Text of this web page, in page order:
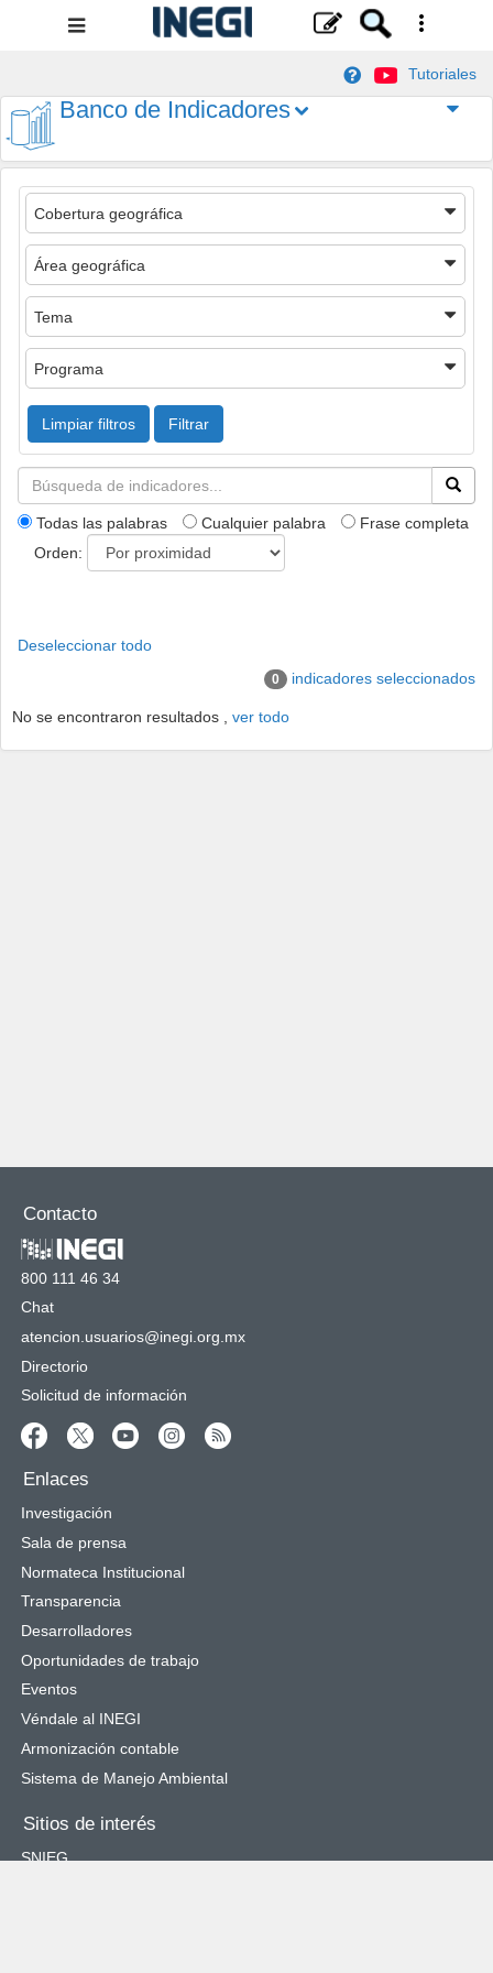
Menú
Tutoriales
Banco de Indicadores
Cobertura geográfica
Área geográfica
Tema
Programa
Limpiar filtros Filtrar
Todas las palabras Cualquier palabra
Frase completa
Orden:
Deseleccionar todo
0 indicadores seleccionados
No se encontraron resultados , ver todo
Contacto
800 111 46 34
Chat
atencion.usuarios@inegi.org.mx
Directorio
Solicitud de información
Enlaces
Investigación
Sala de prensa
Normateca Institucional
Transparencia
Desarrolladores
Oportunidades de trabajo
Eventos
Véndale al INEGI
Armonización contable
Sistema de Manejo Ambiental
Sitios de interés
SNIEG